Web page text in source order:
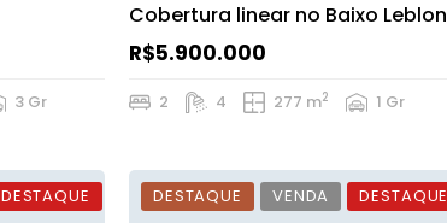
3 Gr
Cobertura linear no Baixo Leblon
R$5.900.000
2 4 277 m2 1 Gr
DESTAQUE DESTAQUE VENDA DESTAQUE